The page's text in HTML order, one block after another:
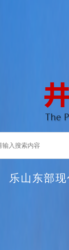
乐山东部